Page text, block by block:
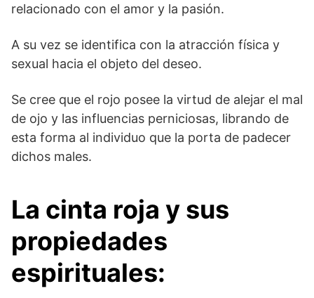
relacionado con el amor y la pasión.
A su vez se identifica con la atracción física y
sexual hacia el objeto del deseo.
Se cree que el rojo posee la virtud de alejar el mal
de ojo y las influencias perniciosas, librando de
esta forma al individuo que la porta de padecer
dichos males.
La cinta roja y sus
propiedades
espirituales: